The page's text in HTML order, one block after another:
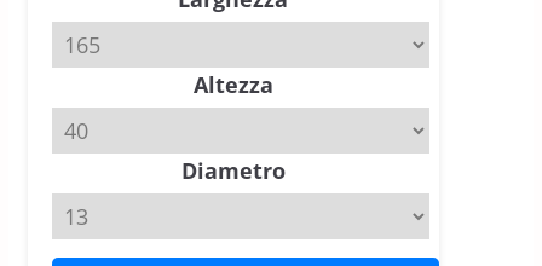
Michelin Pilot Sport 4 S – Test
su Range Rover Sport D350 HST
11 Aprile 2026 15 min read
Altezza
Diametro